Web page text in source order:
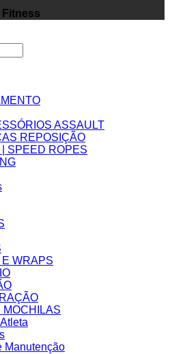
Fitness
ASSAULT
REPOSIÇÃO
SPEED ROPES
WRAPS
MOCHILAS
Manutenção